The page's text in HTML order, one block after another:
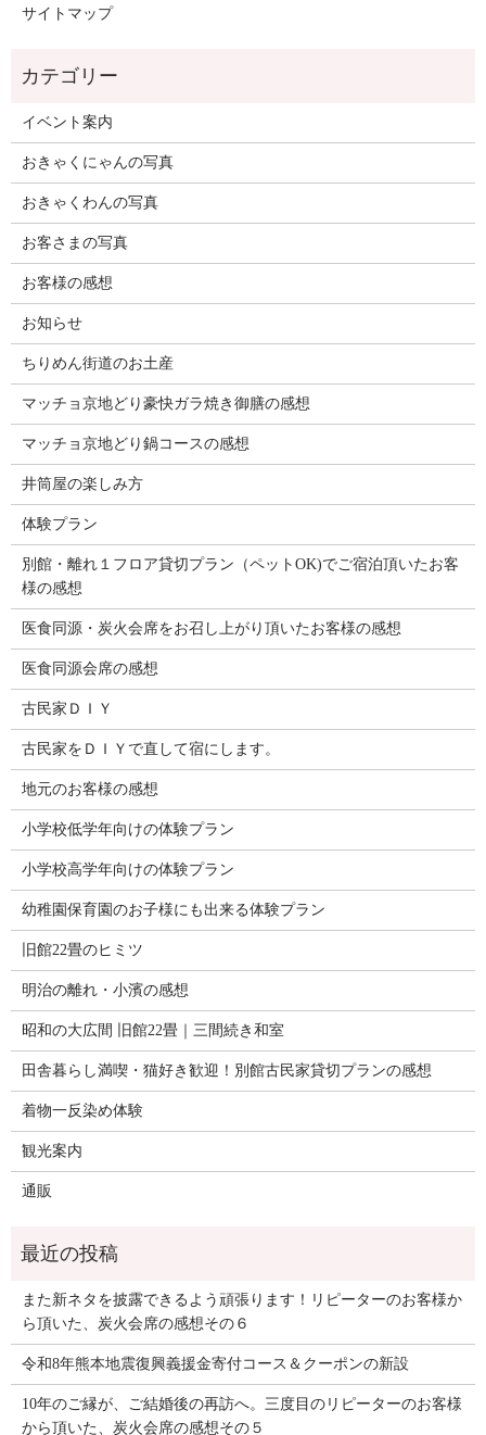
サイトマップ
イベント案内
おきゃくにゃんの写真
おきゃくわんの写真
お客さまの写真
お客様の感想
お知らせ
ちりめん街道のお土産
マッチョ京地どり豪快ガラ焼き御膳の感想
マッチョ京地どり鍋コースの感想
井筒屋の楽しみ方
体験プラン
別館・離れ１フロア貸切プラン（ペットOK)でご宿泊頂いたお客
様の感想
医食同源・炭火会席をお召し上がり頂いたお客様の感想
医食同源会席の感想
古民家ＤＩＹ
古民家をＤＩＹで直して宿にします。
地元のお客様の感想
小学校低学年向けの体験プラン
小学校高学年向けの体験プラン
幼稚園保育園のお子様にも出来る体験プラン
旧館22畳のヒミツ
明治の離れ・小濱の感想
昭和の大広間 旧館22畳｜三間続き和室
田舎暮らし満喫・猫好き歓迎！別館古民家貸切プランの感想
着物一反染め体験
観光案内
通販
また新ネタを披露できるよう頑張ります！リピーターのお客様か
ら頂いた、炭火会席の感想その６
令和8年熊本地震復興義援金寄付コース＆クーポンの新設
10年のご縁が、ご結婚後の再訪へ。三度目のリピーターのお客様
から頂いた、炭火会席の感想その５